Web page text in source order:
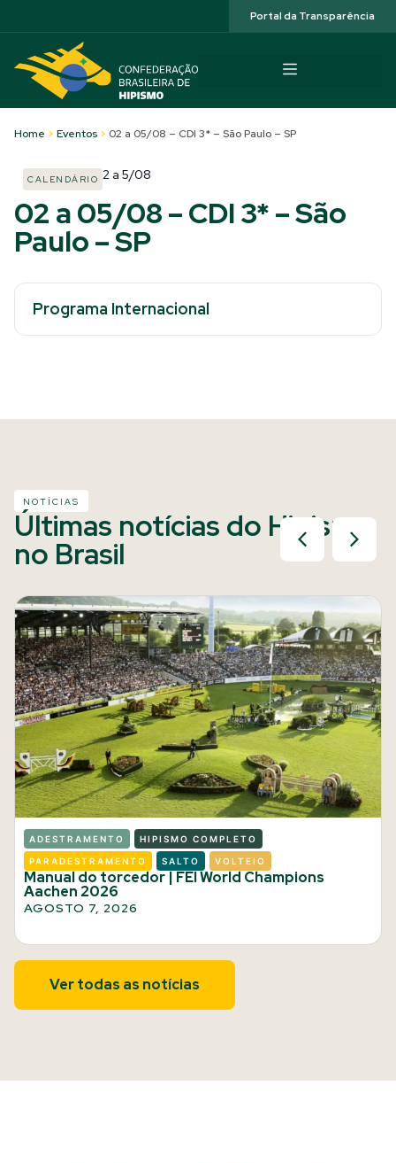
Portal da Transparência
Home > Eventos > 02 a 05/08 – CDI 3* – São Paulo – SP
CALENDÁRIO 2 a 5/08
02 a 05/08 – CDI 3* – São
Paulo – SP
Programa Internacional
NOTÍCIAS
Últimas notícias do Hipismo
no Brasil
ADESTRAMENTO HIPISMO COMPLETO
PARADESTRAMENTO SALTO VOLTEIO
Manual do torcedor | FEI World Champions
Aachen 2026
AGOSTO 7, 2026
Ver todas as notícias